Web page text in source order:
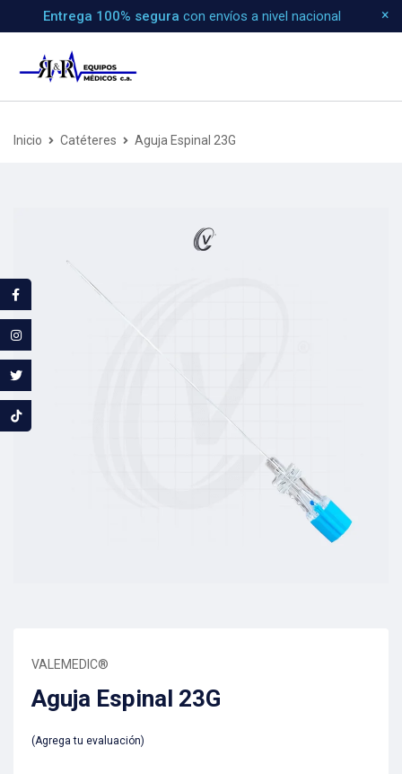
Entrega 100% segura con envíos a nivel nacional
Inicio Catéteres Aguja Espinal 23G
VALEMEDIC®
Aguja Espinal 23G
Agrega tu evaluación